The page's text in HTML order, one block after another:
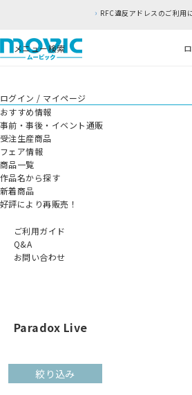
RFC違反アドレスのご利用
メニュー検索
ログイン / マイページ
おすすめ情報
事前・事後・イベント通販
受注生産商品
フェア情報
商品一覧
作品名から探す
新着商品
好評により再販売！
ご利用ガイド
Q&A
お問い合わせ
Paradox Live
絞り込み